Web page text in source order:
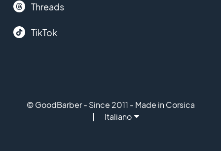
Threads
TikTok
© GoodBarber - Since 2011 - Made in Corsica
Italiano